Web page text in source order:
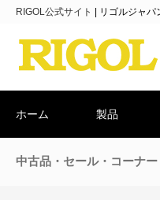
RIGOL公式サイト リゴルジャパ
ホーム 製品
中古品・セール・コーナー